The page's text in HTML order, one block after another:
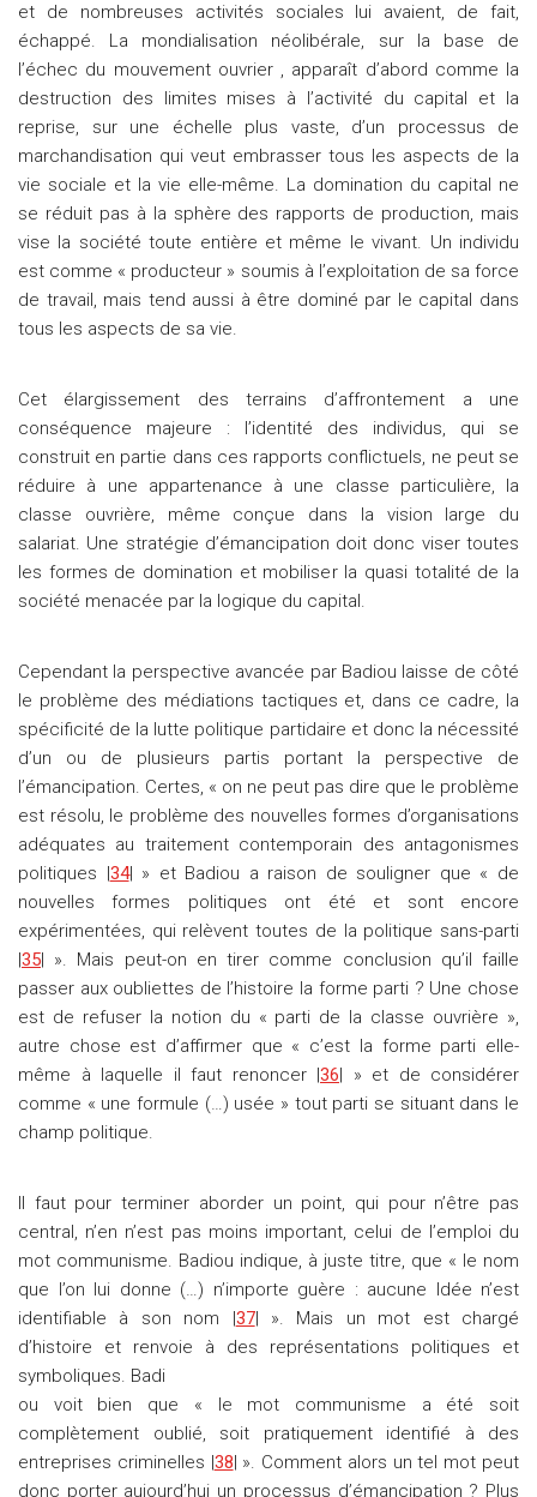
et de nombreuses activités sociales lui avaient, de fait,
échappé. La mondialisation néolibérale, sur la base de
l’échec du mouvement ouvrier , apparaît d’abord comme la
destruction des limites mises à l’activité du capital et la
reprise, sur une échelle plus vaste, d’un processus de
marchandisation qui veut embrasser tous les aspects de la
vie sociale et la vie elle-même. La domination du capital ne
se réduit pas à la sphère des rapports de production, mais
vise la société toute entière et même le vivant. Un individu
est comme « producteur » soumis à l’exploitation de sa force
de travail, mais tend aussi à être dominé par le capital dans
tous les aspects de sa vie.
Cet élargissement des terrains d’affrontement a une
conséquence majeure : l’identité des individus, qui se
construit en partie dans ces rapports conflictuels, ne peut se
réduire à une appartenance à une classe particulière, la
classe ouvrière, même conçue dans la vision large du
salariat. Une stratégie d’émancipation doit donc viser toutes
les formes de domination et mobiliser la quasi totalité de la
société menacée par la logique du capital.
Cependant la perspective avancée par Badiou laisse de côté
le problème des médiations tactiques et, dans ce cadre, la
spécificité de la lutte politique partidaire et donc la nécessité
d’un ou de plusieurs partis portant la perspective de
l’émancipation. Certes, « on ne peut pas dire que le problème
est résolu, le problème des nouvelles formes d’organisations
adéquates au traitement contemporain des antagonismes
politiques |34| » et Badiou a raison de souligner que « de
nouvelles formes politiques ont été et sont encore
expérimentées, qui relèvent toutes de la politique sans-parti
|35| ». Mais peut-on en tirer comme conclusion qu’il faille
passer aux oubliettes de l’histoire la forme parti ? Une chose
est de refuser la notion du « parti de la classe ouvrière »,
autre chose est d’affirmer que « c’est la forme parti elle-
même à laquelle il faut renoncer |36| » et de considérer
comme « une formule (…) usée » tout parti se situant dans le
champ politique.
Il faut pour terminer aborder un point, qui pour n’être pas
central, n’en n’est pas moins important, celui de l’emploi du
mot communisme. Badiou indique, à juste titre, que « le nom
que l’on lui donne (…) n’importe guère : aucune Idée n’est
identifiable à son nom |37| ». Mais un mot est chargé
d’histoire et renvoie à des représentations politiques et
symboliques. Badi
ou voit bien que « le mot communisme a été soit
complètement oublié, soit pratiquement identifié à des
entreprises criminelles |38| ». Comment alors un tel mot peut
donc porter aujourd’hui un processus d’émancipation ? Plus